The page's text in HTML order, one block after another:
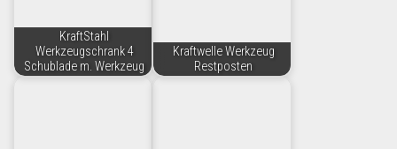
KraftStahl
Werkzeugschrank 4
Schublade m. Werkzeug
Kraftwelle Werkzeug
Restposten